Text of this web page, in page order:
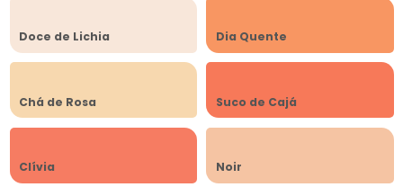
Doce de Lichia Dia Quente
Chá de Rosa Suco de Cajá
Clívia Noir